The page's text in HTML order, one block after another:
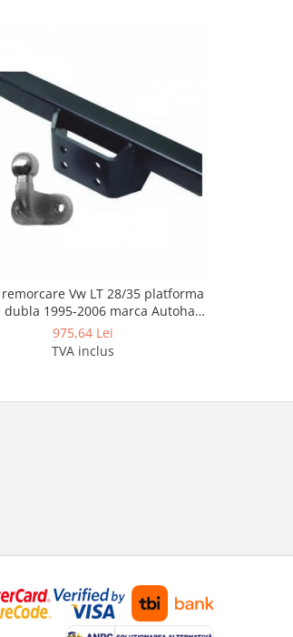
Vw LT 28/35 platforma
1995-2006 marca Autohak
d15s
975,64 Lei
TVA inclus